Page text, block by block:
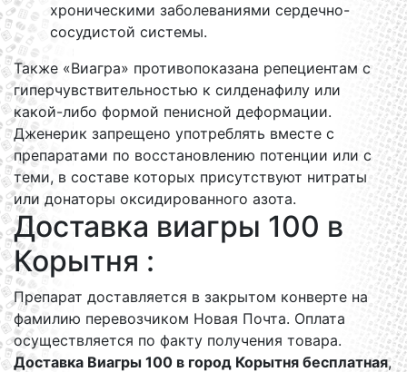
хроническими заболеваниями сердечно-
сосудистой системы.
Также «Виагра» противопоказана репециентам с
гиперчувствительностью к силденафилу или
какой-либо формой пенисной деформации.
Дженерик запрещено употреблять вместе с
препаратами по восстановлению потенции или с
теми, в составе которых присутствуют нитраты
или донаторы оксидированного азота.
Доставка виагры 100 в
Корытня :
Препарат доставляется в закрытом конверте на
фамилию перевозчиком Новая Почта. Оплата
осуществляется по факту получения товара.
Доставка Виагры 100 в город Корытня бесплатная,